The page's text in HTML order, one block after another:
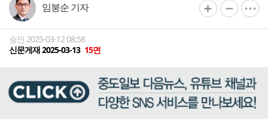
임붕순 기자
승인 2025-03-12 08:58
신문게재 2025-03-13 15면